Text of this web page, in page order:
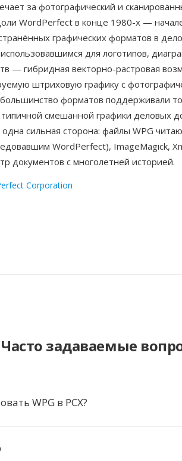
за фотографический и
WordPerfect в конце 1980-х —
графических форматов в
для логотипов,
— гибридная векторно-растровая
штриховую графику с
форматов поддерживали
смешанной графики деловых
сильная сторона: файлы WPG
WordPerfect), ImageMagick,
документов с многолетней историей.
Corporation
Часто задаваемые
WPG в PCX?